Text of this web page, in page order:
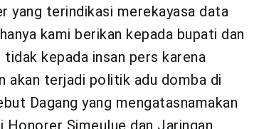
yang terindikasi merekayasa data
kami berikan kepada bupati dan
tidak kepada insan pers karena
akan terjadi politik adu domba di
Dagang yang mengatasnamakan
Honorer Simeulue dan Jaringan